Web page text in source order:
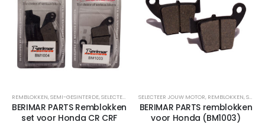
REMBLOKKEN,SEMI-GESINTERDE,SELECTEER JOUW MOTOR ,SET,BERIMAR PARTS,SET,
BERIMAR PARTS Remblokken
set voor Honda CR CRF
SELECTEER JOUW MOTOR, REMBLOKKEN,SEMI-GESINTERDE
BERIMAR PARTS remblokken
voor Honda (BM1003)